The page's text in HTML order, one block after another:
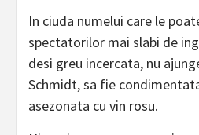
In ciuda numelui care le
spectatorilor mai slabi de
desi greu incercata, nu
Schmidt, sa fie
asezonata cu vin rosu.